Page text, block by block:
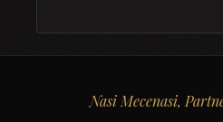
Nasi Mecenasi,